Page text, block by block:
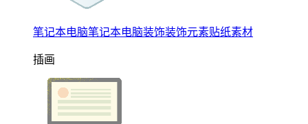
笔记本电脑笔记本电脑装饰装饰元素贴纸素材
插画